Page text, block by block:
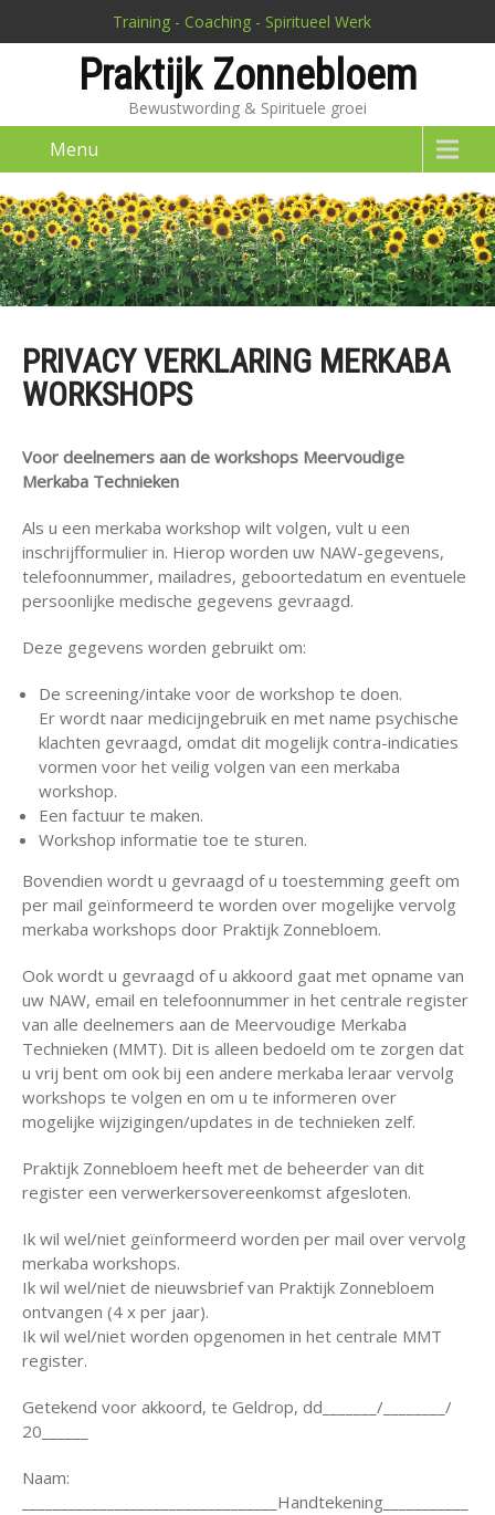
Training - Coaching - Spiritueel Werk
Praktijk Zonnebloem
Bewustwording & Spirituele groei
Menu
PRIVACY VERKLARING MERKABA
WORKSHOPS
Voor deelnemers aan de workshops Meervoudige
Merkaba Technieken
Als u een merkaba workshop wilt volgen, vult u een
inschrijfformulier in. Hierop worden uw NAW-gegevens,
telefoonnummer, mailadres, geboortedatum en eventuele
persoonlijke medische gegevens gevraagd.
Deze gegevens worden gebruikt om:
De screening/intake voor de workshop te doen.
Er wordt naar medicijngebruik en met name psychische
klachten gevraagd, omdat dit mogelijk contra-indicaties
vormen voor het veilig volgen van een merkaba
workshop.
Een factuur te maken.
Workshop informatie toe te sturen.
Bovendien wordt u gevraagd of u toestemming geeft om
per mail geïnformeerd te worden over mogelijke vervolg
merkaba workshops door Praktijk Zonnebloem.
Ook wordt u gevraagd of u akkoord gaat met opname van
uw NAW, email en telefoonnummer in het centrale register
van alle deelnemers aan de Meervoudige Merkaba
Technieken (MMT). Dit is alleen bedoeld om te zorgen dat
u vrij bent om ook bij een andere merkaba leraar vervolg
workshops te volgen en om u te informeren over
mogelijke wijzigingen/updates in de technieken zelf.
Praktijk Zonnebloem heeft met de beheerder van dit
register een verwerkersovereenkomst afgesloten.
Ik wil wel/niet geïnformeerd worden per mail over vervolg
merkaba workshops.
Ik wil wel/niet de nieuwsbrief van Praktijk Zonnebloem
ontvangen (4 x per jaar).
Ik wil wel/niet worden opgenomen in het centrale MMT
register.
Getekend voor akkoord, te Geldrop, dd_______/________/
20______
Naam:
_________________________________Handtekening___________